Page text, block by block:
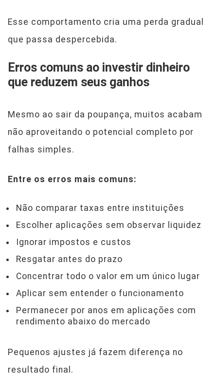
Esse comportamento cria uma perda gradual
que passa despercebida.
Erros comuns ao investir dinheiro
que reduzem seus ganhos
Mesmo ao sair da poupança, muitos acabam
não aproveitando o potencial completo por
falhas simples.
Entre os erros mais comuns:
Não comparar taxas entre instituições
Escolher aplicações sem observar liquidez
Ignorar impostos e custos
Resgatar antes do prazo
Concentrar todo o valor em um único lugar
Aplicar sem entender o funcionamento
Permanecer por anos em aplicações com
rendimento abaixo do mercado
Pequenos ajustes já fazem diferença no
resultado final.